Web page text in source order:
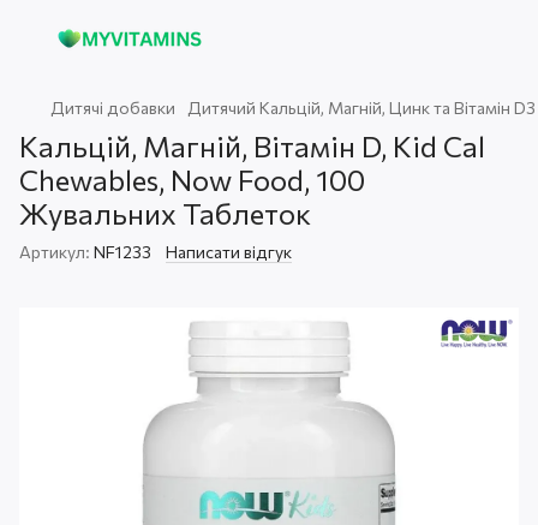
Дитячі добавки Дитячий Кальцій, Магній, Цинк та Вітамін D3
Кальцій, Магній, Вітамін D, Kid Cal
Chewables, Now Food, 100
Жувальних Таблеток
Артикул: NF1233 Написати відгук